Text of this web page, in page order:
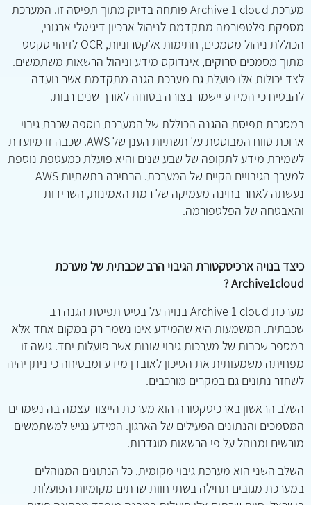
מערכת Archive 1 cloud פותחה בדיוק מתוך תפיסה זו. המערכת
מספקת פלטפורמה מתקדמת לניהול ארכיון דיגיטלי ארגוני,
הכוללת ניהול מסמכים, חתימות אלקטרוניות, OCR לזיהוי טקסט
מתוך מסמכים סרוקים, אינדוקס מידע וניהול הרשאות משתמשים.
לצד יכולות אלו פועלת גם מערכת הגנה מתקדמת אשר נועדה
להבטיח כי המידע יישמר בצורה בטוחה לאורך שנים רבות.
במסגרת תפיסת ההגנה הכוללת של המערכת נוספה שכבת גיבוי
ארוכת טווח המבוססת על תשתיות הענן של AWS. שכבה זו מיועדת
לשמירת מידע לתקופה של שבע שנים והיא פועלת כמעטפת נוספת
למערך הגיבויים הקיים של המערכת. הבחירה בתשתיות AWS
נעשתה לאחר בחינה מעמיקה של רמת האמינות, השרידות
והאבטחה של הפלטפורמה.
כיצד בנויה ארכיטקטורת הגיבוי הרב שכבתית של מערכת
Archive1cloud ?
מערכת Archive 1 cloud בנויה על בסיס תפיסת הגנה רב
שכבתית. המשמעות היא שהמידע אינו נשמר רק במקום אחד אלא
במספר שכבות של מערכות גיבוי שונות אשר פועלות יחד. גישה זו
מפחיתה משמעותית את הסיכון לאובדן מידע ומבטיחה כי ניתן יהיה
לשחזר נתונים גם במקרים מורכבים.
השלב הראשון בארכיטקטורה הוא מערכת הייצור עצמה בה נשמרים
המסמכים והנתונים הפעילים של הארגון. המידע נגיש למשתמשים
מורשים ומנוהל על פי הרשאות מוגדרות.
השלב השני הוא מערכת גיבוי מקומית. כל הנתונים המנוהלים
במערכת מגובים תחילה בשתי חוות שרתים מקומיות הפועלות